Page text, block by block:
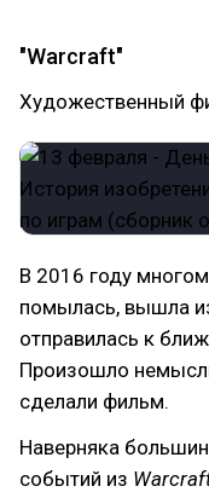
"Warcraft"
Художественный
В 2016 году
помылась, вышла
отправилась к
Произошло
сделали фильм.
Наверняка
событий из